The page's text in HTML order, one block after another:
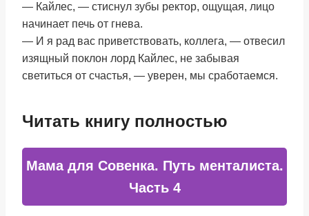
— Кайлес, — стиснул зубы ректор, ощущая, лицо
начинает печь от гнева.
— И я рад вас приветствовать, коллега, — отвесил
изящный поклон лорд Кайлес, не забывая
светиться от счастья, — уверен, мы сработаемся.
Читать книгу полностью
Мама для Совенка. Путь менталиста.
Часть 4